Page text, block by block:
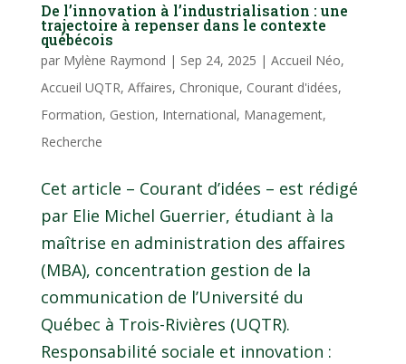
De l’innovation à l’industrialisation : une
trajectoire à repenser dans le contexte
québécois
par Mylène Raymond | Sep 24, 2025 | Accueil Néo,
Accueil UQTR, Affaires, Chronique, Courant d'idées,
Formation, Gestion, International, Management,
Recherche
Cet article – Courant d’idées – est rédigé
par Elie Michel Guerrier, étudiant à la
maîtrise en administration des affaires
(MBA), concentration gestion de la
communication de l’Université du
Québec à Trois-Rivières (UQTR).
Responsabilité sociale et innovation :